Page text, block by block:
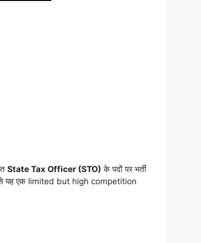
State Tax Officer (STO) के पदों पर भर्ती
यह एक limited but high competition